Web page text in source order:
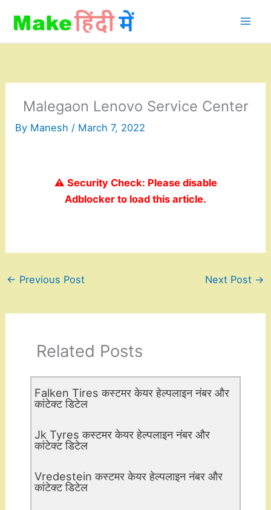
content
Malegaon Lenovo Service Center
By Manesh / March 7, 2022
⚠️ Security Check: Please disable
Adblocker to load this article.
← Previous Post Next Post →
Related Posts
Falken Tires कस्टमर केयर हेल्पलाइन नंबर और
कांटेक्ट डिटेल
Jk Tyres कस्टमर केयर हेल्पलाइन नंबर और
कांटेक्ट डिटेल
Vredestein कस्टमर केयर हेल्पलाइन नंबर और
कांटेक्ट डिटेल